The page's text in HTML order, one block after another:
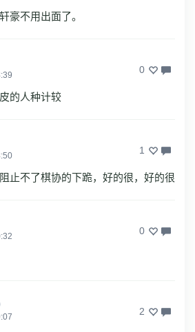
豪不用出面了。
0
的人种计较
1
止不了棋协的下跪，好的很，好的很
0
2